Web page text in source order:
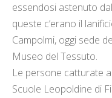
essendosi astenuto
queste c’erano il
Campolmi, oggi sede
Museo del Tessuto.
Le persone catturate
Scuole Leopoldine di